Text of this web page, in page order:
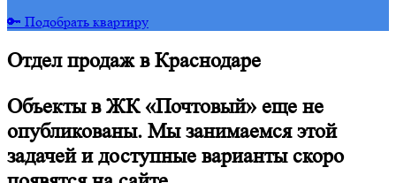
🔑 Подобрать квартиру
Отдел продаж в Краснодаре
Объекты в ЖК «Почтовый» еще не
опубликованы. Мы занимаемся этой
задачей и доступные варианты скоро